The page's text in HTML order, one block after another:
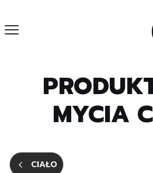
Menu
MYCIA
CIAŁO